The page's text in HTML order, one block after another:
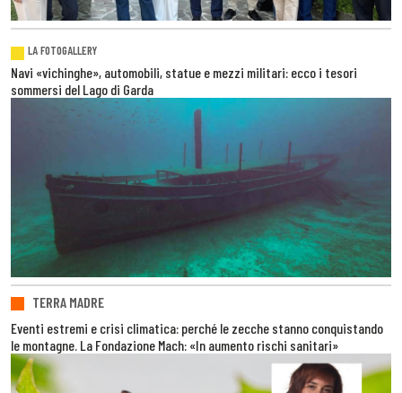
LA FOTOGALLERY
Navi «vichinghe», automobili, statue e mezzi militari: ecco i tesori
sommersi del Lago di Garda
TERRA MADRE
Eventi estremi e crisi climatica: perché le zecche stanno conquistando
le montagne. La Fondazione Mach: «In aumento rischi sanitari»